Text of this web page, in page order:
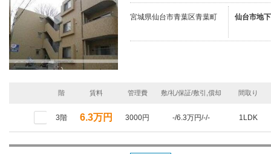
宮城県仙台市青葉区青葉町 仙台市地
階 賃料 管理費 敷/礼/保証/敷引,償却 間取り
3階 6.3万円 3000円 -/6.3万円/-/- 1LDK